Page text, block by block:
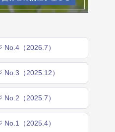
No.4（2026.7）
No.3（2025.12）
No.2（2025.7）
No.1（2025.4）